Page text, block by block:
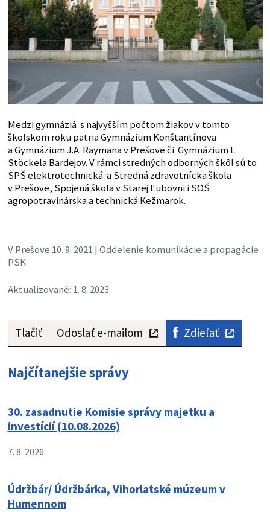
Medzi gymnáziá s najvyšším počtom žiakov v tomto
školskom roku patria Gymnázium Konštantínova
a Gymnázium J.A. Raymana v Prešove či Gymnázium L.
Stöckela Bardejov. V rámci stredných odborných škôl sú to
SPŠ elektrotechnická a Stredná zdravotnícka škola
v Prešove, Spojená škola v Starej Ľubovni i SOŠ
agropotravinárska a technická Kežmarok.
V Prešove 10. 9. 2021 | Oddelenie komunikácie a propagácie
PSK
Aktualizované: 1. 8. 2023
Tlačiť Odoslať e-mailom Zdieľať
Najčítanejšie správy
30. zasadnutie Komisie správy majetku a
investícií (10.08.2026)
7. 8. 2026
Údržbár/ Údržbárka, Vihorlatské múzeum v
Humennom